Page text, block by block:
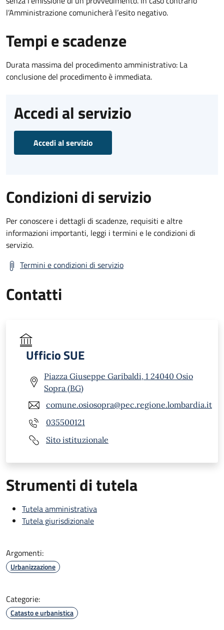
l’Amministrazione comunicherà l’esito negativo.
Tempi e scadenze
Durata massima del procedimento amministrativo: La
conclusione del procedimento è immediata.
Accedi al servizio
Accedi al servizio
Condizioni di servizio
Per conoscere i dettagli di scadenze, requisiti e altre
informazioni importanti, leggi i termini e le condizioni di
servizio.
Termini e condizioni di servizio
Contatti
Ufficio SUE
Piazza Giuseppe Garibaldi, 1 24040 Osio
Sopra (BG)
comune.osiosopra@pec.regione.lombardia.it
035500121
Sito istituzionale
Strumenti di tutela
Tutela amministrativa
Tutela giurisdizionale
Argomenti:
Urbanizzazione
Categorie:
Catasto e urbanistica